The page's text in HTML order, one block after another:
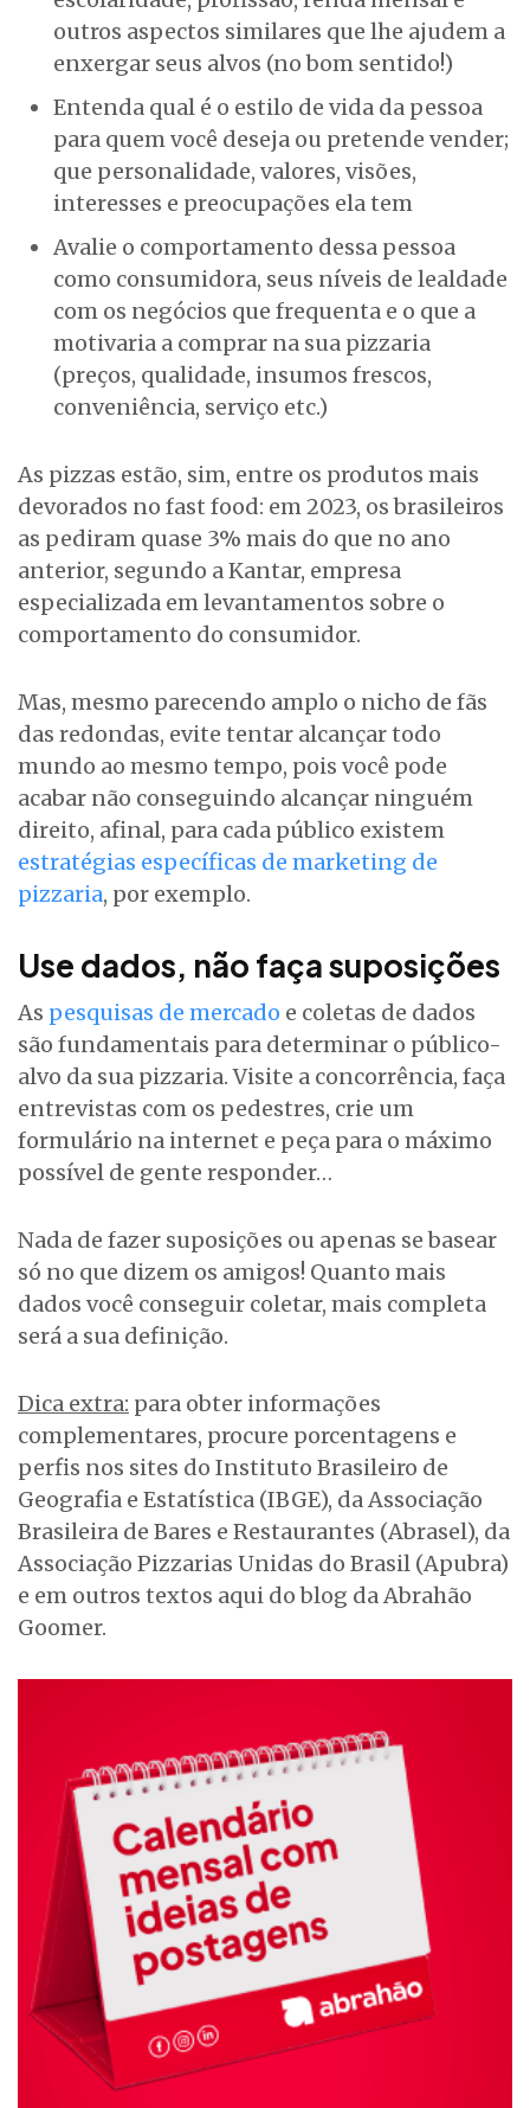
outros aspectos similares que lhe ajudem a
enxergar seus alvos (no bom sentido!)
Entenda qual é o estilo de vida da pessoa
para quem você deseja ou pretende vender;
que personalidade, valores, visões,
interesses e preocupações ela tem
Avalie o comportamento dessa pessoa
como consumidora, seus níveis de lealdade
com os negócios que frequenta e o que a
motivaria a comprar na sua pizzaria
(preços, qualidade, insumos frescos,
conveniência, serviço etc.)
As pizzas estão, sim, entre os produtos mais
devorados no fast food: em 2023, os brasileiros
as pediram quase 3% mais do que no ano
anterior, segundo a Kantar, empresa
especializada em levantamentos sobre o
comportamento do consumidor.
Mas, mesmo parecendo amplo o nicho de fãs
das redondas, evite tentar alcançar todo
mundo ao mesmo tempo, pois você pode
acabar não conseguindo alcançar ninguém
direito, afinal, para cada público existem
estratégias específicas de marketing de
pizzaria, por exemplo.
Use dados, não faça suposições
As pesquisas de mercado e coletas de dados
são fundamentais para determinar o público-
alvo da sua pizzaria. Visite a concorrência, faça
entrevistas com os pedestres, crie um
formulário na internet e peça para o máximo
possível de gente responder…
Nada de fazer suposições ou apenas se basear
só no que dizem os amigos! Quanto mais
dados você conseguir coletar, mais completa
será a sua definição.
Dica extra: para obter informações
complementares, procure porcentagens e
perfis nos sites do Instituto Brasileiro de
Geografia e Estatística (IBGE), da Associação
Brasileira de Bares e Restaurantes (Abrasel), da
Associação Pizzarias Unidas do Brasil (Apubra)
e em outros textos aqui do blog da Abrahão
Goomer.